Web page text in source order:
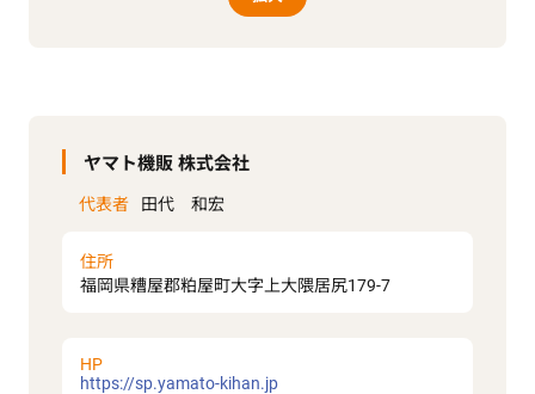
ヤマト機販 株式会社
代表者 田代 和宏
住所
福岡県糟屋郡粕屋町大字上大隈居尻179-7
HP
https://sp.yamato-kihan.jp